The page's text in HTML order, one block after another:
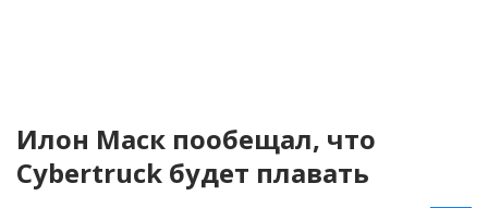
Илон Маск пообещал, что
Cybertruck будет плавать